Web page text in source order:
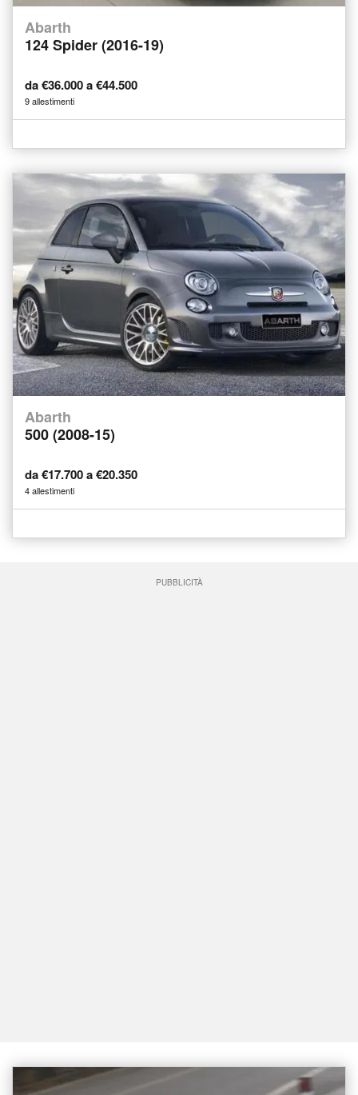
Abarth
124 Spider (2016-19)
da €36.000 a €44.500
9 allestimenti
Abarth
500 (2008-15)
da €17.700 a €20.350
4 allestimenti
PUBBLICITÀ